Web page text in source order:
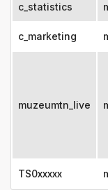
c_statistics
c_marketing
muzeumtn_live
TS0xxxxx